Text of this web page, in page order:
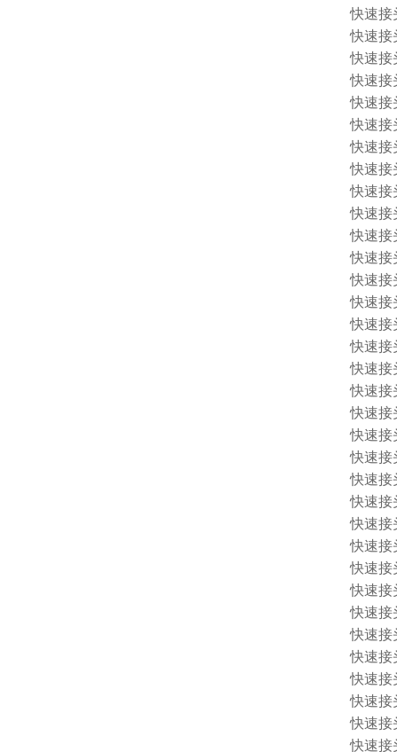
快速接
快速接
快速接
快速接
快速接
快速接
快速接
快速接
快速接
快速接
快速接
快速接
快速接
快速接
快速接
快速接
快速接
快速接
快速接
快速接
快速接
快速接
快速接
快速接
快速接
快速接
快速接
快速接
快速接
快速接
快速接
快速接
快速接
快速接